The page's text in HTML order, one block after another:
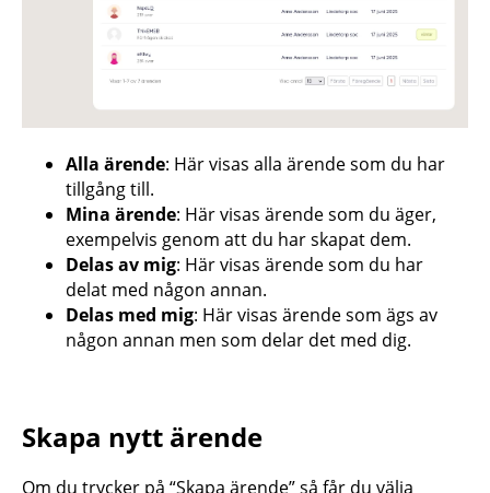
Alla ärende: Här visas alla ärende som du har
tillgång till.
Mina ärende: Här visas ärende som du äger,
exempelvis genom att du har skapat dem.
Delas av mig: Här visas ärende som du har
delat med någon annan.
Delas med mig: Här visas ärende som ägs av
någon annan men som delar det med dig.
Skapa nytt ärende
Om du trycker på “Skapa ärende” så får du välja